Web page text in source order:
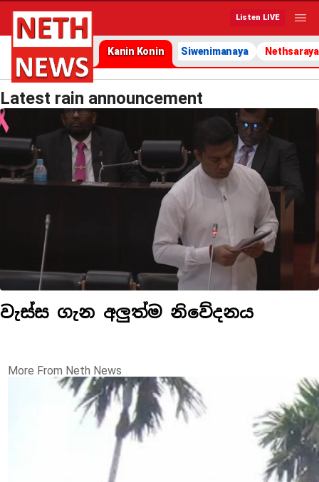
Listen LIVE
Kanin Konin Siwenimanaya Nethsaraya
Latest rain announcement
වැස්ස ගැන අලුත්ම නිවේදනය
More From Neth News